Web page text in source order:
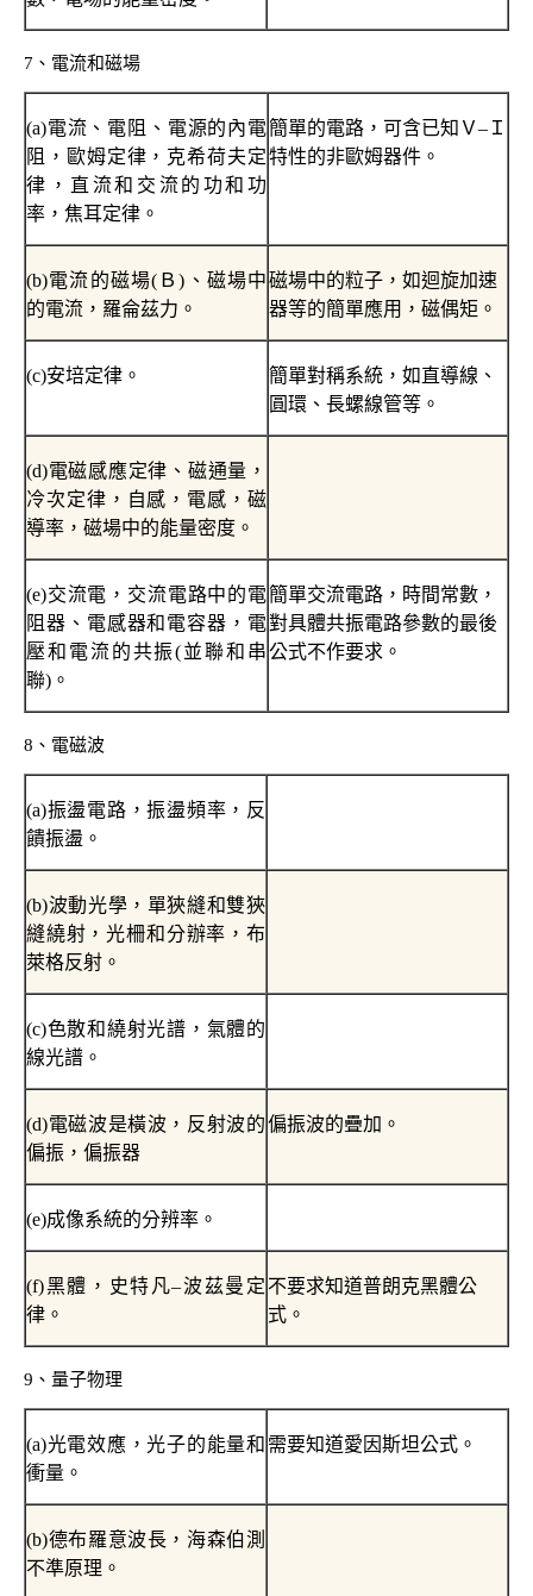
7 、電流和磁場
(a)電流、電阻、電源的內電
阻，歐姆定律，克希荷夫定
律，直流和交流的功和功
率，焦耳定律。
簡單的電路，可含已知Ｖ– Ｉ
特性的非歐姆器件。
(b)電流的磁場( Ｂ) 、磁場中
的電流，羅侖茲力。
磁場中的粒子，如迴旋加速
器等的簡單應用，磁偶矩。
(c)安培定律。
簡單對稱系統，如直導線、
圓環、長螺線管等。
(d)電磁感應定律、磁通量，
冷次定律，自感，電感，磁
導率，磁場中的能量密度。
(e)交流電，交流電路中的電
阻器、電感器和電容器，電
壓和電流的共振(並聯和串
聯) 。
簡單交流電路，時間常數，
對具體共振電路參數的最後
公式不作要求。
8 、電磁波
(a)振盪電路，振盪頻率，反
饋振盪。
(b)波動光學，單狹縫和雙狹
縫繞射，光柵和分辦率，布
萊格反射。
(c)色散和繞射光譜，氣體的
線光譜。
(d)電磁波是橫波，反射波的
偏振，偏振器
偏振波的疊加。
(e)成像系統的分辨率。
(f)黑體，史特凡–波茲曼定
律。
不要求知道普朗克黑體公
式。
9 、量子物理
(a)光電效應，光子的能量和
衝量。
需要知道愛因斯坦公式。
(b)德布羅意波長，海森伯測
不準原理。